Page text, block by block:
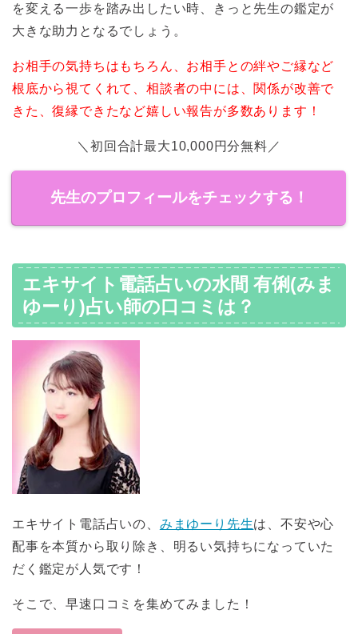
を変える一歩を踏み出したい時、きっと先生の鑑定が
大きな助力となるでしょう。
お相手の気持ちはもちろん、お相手との絆やご縁など
根底から視てくれて、相談者の中には、関係が改善で
きた、復縁できたなど嬉しい報告が多数あります！
＼初回合計最大10,000円分無料／
先生のプロフィールをチェックする！
エキサイト電話占いの水間 有俐(みま
ゆーり)占い師の口コミは？
エキサイト電話占いの、 みまゆーり先生は、不安や心
配事を本質から取り除き、明るい気持ちになっていた
だく鑑定が人気です！
そこで、早速口コミを集めてみました！